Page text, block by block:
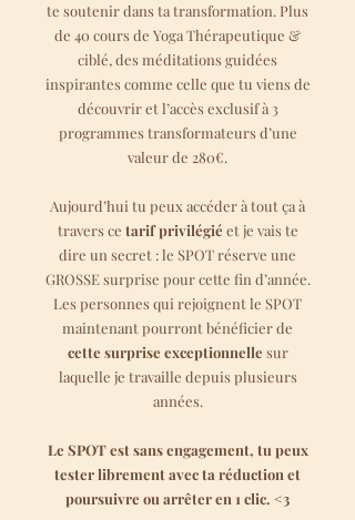
te soutenir dans ta transformation. Plus
de 40 cours de Yoga Thérapeutique &
ciblé, des méditations guidées
inspirantes comme celle que tu viens de
découvrir et l’accès exclusif à 3
programmes transformateurs d’une
valeur de 280€.
Aujourd’hui tu peux accéder à tout ça à
travers ce tarif privilégié et je vais te
dire un secret : le SPOT réserve une
GROSSE surprise pour cette fin d’année.
Les personnes qui rejoignent le SPOT
maintenant pourront bénéficier de
cette surprise exceptionnelle sur
laquelle je travaille depuis plusieurs
années.
Le SPOT est sans engagement, tu peux
tester librement avec ta réduction et
poursuivre ou arrêter en 1 clic. <3